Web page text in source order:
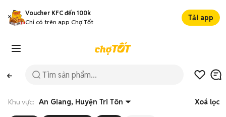
Voucher KFC đến 100k
Chỉ có trên app Chợ Tốt
Tải app
Khu vực: An Giang, Huyện Tri Tôn Xoá lọc